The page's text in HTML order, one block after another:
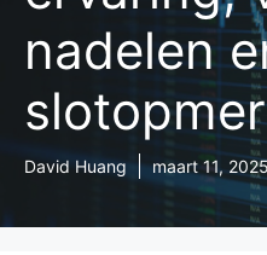
nadelen
David Huang maart 11,